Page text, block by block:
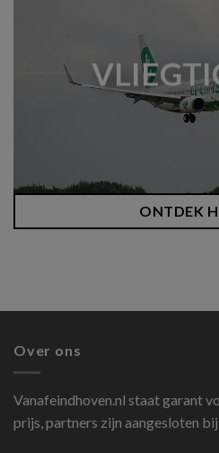
ONTDEK
Over ons
Vanafeindhoven.nl staat garant
prijs, partners zijn aangesloten bij